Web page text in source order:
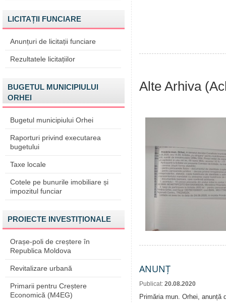
LICITAȚII FUNCIARE
Anunțuri de licitații funciare
Rezultatele licitațiilor
BUGETUL MUNICIPIULUI
ORHEI
Bugetul municipiului Orhei
Raporturi privind executarea
bugetului
Taxe locale
Cotele pe bunurile imobiliare și
impozitul funciar
PROIECTE INVESTIȚIONALE
Orașe-poli de creștere în
Republica Moldova
Revitalizare urbană
Primarii pentru Creștere
Economică (M4EG)
Alte Arhiva
ANUNȚ
Publicat: 20.08.2020
Primăria mun. Orhei, anunță